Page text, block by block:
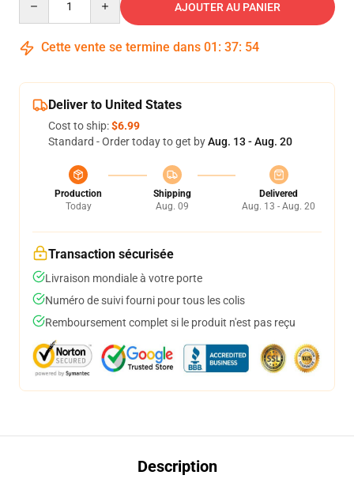
AJOUTER AU PANIER
Cette vente se termine dans 01 : 37: 53
Deliver to United States
Cost to ship:$6.99
Standard - Order today to get byAug. 13 - Aug. 20
Production
Today
Shipping
Aug. 09
Delivered
Aug. 13 - Aug. 20
Transaction sécurisée
Livraison mondiale à votre porte
Numéro de suivi fourni pour tous les colis
Remboursement complet si le produit n'est pas reçu
Description